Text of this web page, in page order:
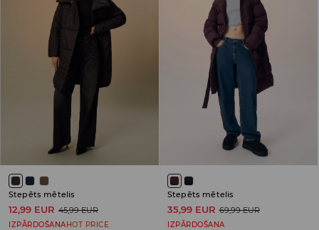
Stepēts mētelis
12,99 EUR 45,99 EUR
IZPĀRDOŠANAHOT PRICE
Stepēts mētelis
35,99 EUR 69,99 EUR
IZPĀRDOŠANA